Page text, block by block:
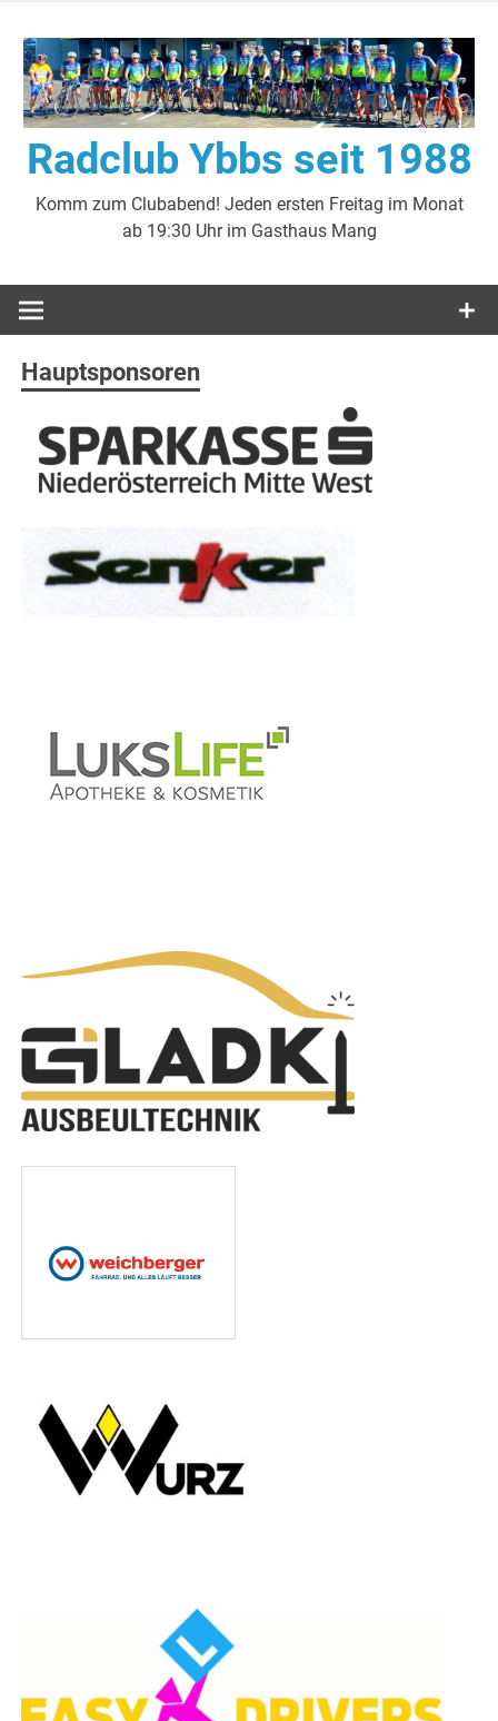
Inhalt
springen
Radclub Ybbs seit 1988
Komm zum Clubabend! Jeden ersten Freitag im Monat
ab 19:30 Uhr im Gasthaus Mang
Hauptsponsoren